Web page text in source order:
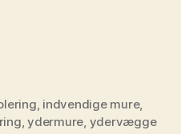
indvendige mure,
,ydermure ydervægge